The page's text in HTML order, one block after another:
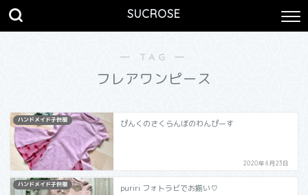
SUCROSE
― TAG ―
フレアワンピース
ハンドメイド子供服 ぴんくのさくらんぼのわんぴーす
2020年6月23日
ハンドメイド子供服 puriri フォトラビでお揃い♡